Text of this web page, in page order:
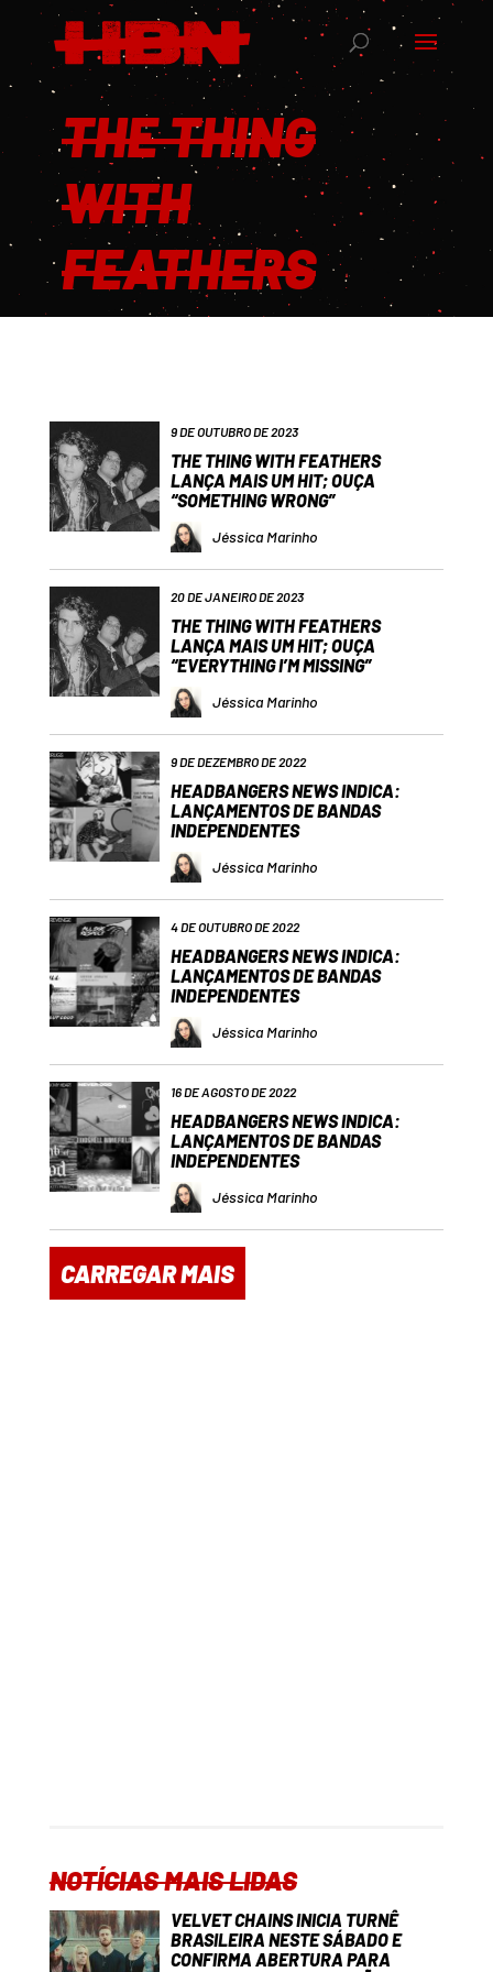
THE THING
WITH
FEATHERS
9 DE OUTUBRO DE 2023
THE THING WITH FEATHERS
LANÇA MAIS UM HIT; OUÇA
“SOMETHING WRONG”
Jéssica Marinho
20 DE JANEIRO DE 2023
THE THING WITH FEATHERS
LANÇA MAIS UM HIT; OUÇA
“EVERYTHING I’M MISSING”
Jéssica Marinho
9 DE DEZEMBRO DE 2022
HEADBANGERS NEWS INDICA:
LANÇAMENTOS DE BANDAS
INDEPENDENTES
Jéssica Marinho
4 DE OUTUBRO DE 2022
HEADBANGERS NEWS INDICA:
LANÇAMENTOS DE BANDAS
INDEPENDENTES
Jéssica Marinho
16 DE AGOSTO DE 2022
HEADBANGERS NEWS INDICA:
LANÇAMENTOS DE BANDAS
INDEPENDENTES
Jéssica Marinho
CARREGAR MAIS
NOTÍCIAS MAIS LIDAS
VELVET CHAINS INICIA TURNÊ
BRASILEIRA NESTE SÁBADO E
CONFIRMA ABERTURA PARA